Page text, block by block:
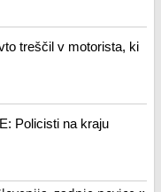
treščil v motorista, ki
Policisti na kraju